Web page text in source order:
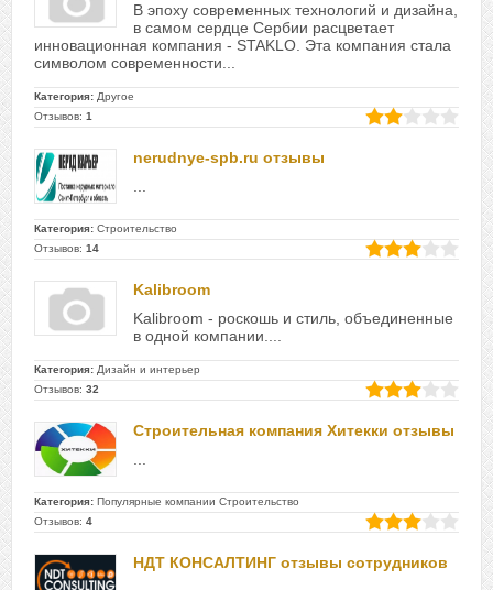
В эпоху современных технологий и дизайна,
в самом сердце Сербии расцветает
инновационная компания - STAKLO. Эта компания стала
символом современности...
Категория: Другое
Отзывов: 1
nerudnye-spb.ru отзывы
Категория: Строительство
Отзывов: 14
Kalibroom
Kalibroom - роскошь и стиль, объединенные
в одной компании....
Категория: Дизайн и интерьер
Отзывов: 32
Строительная компания Хитекки отзывы
Категория: Популярные компании Строительство
Отзывов: 4
НДТ КОНСАЛТИНГ отзывы сотрудников